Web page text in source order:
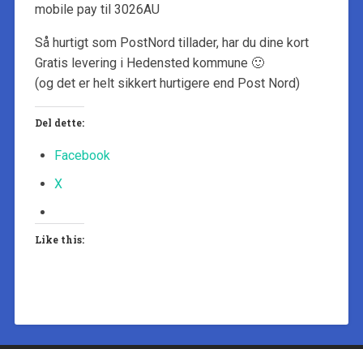
mobile pay til 3026AU
Så hurtigt som PostNord tillader, har du dine kort
Gratis levering i Hedensted kommune 🙂
(og det er helt sikkert hurtigere end Post Nord)
Del dette:
Facebook
X
Like this: